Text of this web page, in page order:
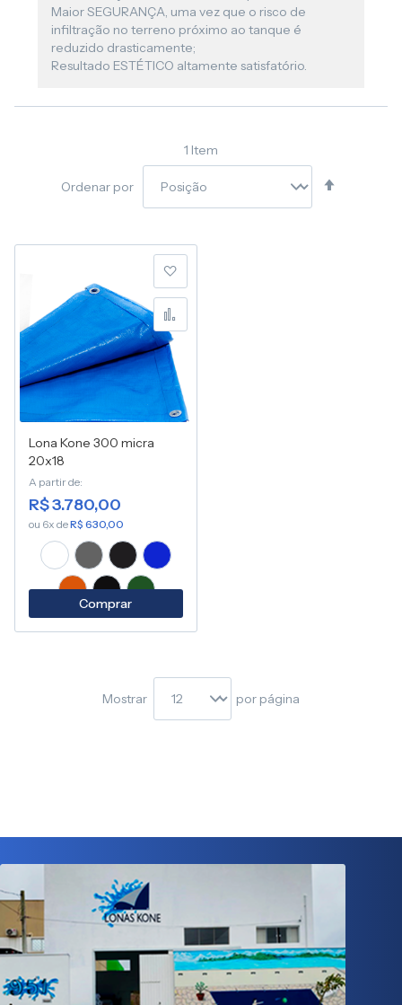
Maior SEGURANÇA, uma vez que o risco de
infiltração no terreno próximo ao tanque é
reduzido drasticamente;
Resultado ESTÉTICO altamente satisfatório.
1 Item
Ordenar por
Lona Kone 300 micra
20x18
A partir de
R$ 3.780,00
ou 6x deR$ 630,00
Comprar
Adicionar à lista de
Adicionar para
Mostrar por página